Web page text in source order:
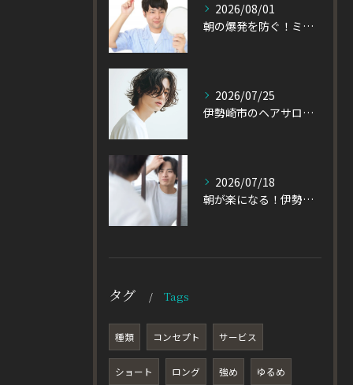
2026/08/01
朝の爆発を防ぐ！ミディアムヘアのメンズがパーマをかけるべき理由
2026/07/25
伊勢崎市のヘアサロン発！黒髪でも重たく見えない大人パーマとは
2026/07/18
朝が楽になる！伊勢崎市の美容室が教える大人パーマスタイル
タグ Tags
種類 コンセプト サービス
ショート ロング 強め ゆるめ